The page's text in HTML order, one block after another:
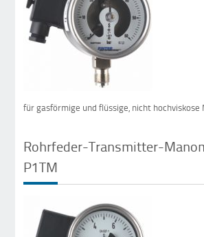
für gasförmige und flüssige, nicht hochviskose
Rohrfeder-Transmitter-
P1TM